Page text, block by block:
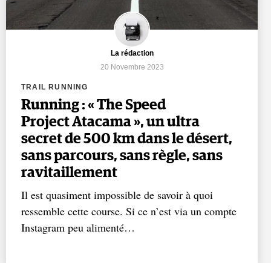
La rédaction
20 Novembre 2023
TRAIL RUNNING
Running : « The Speed
Project Atacama », un ultra
secret de 500 km dans le désert,
sans parcours, sans règle, sans
ravitaillement
Il est quasiment impossible de savoir à quoi
ressemble cette course. Si ce n’est via un compte
Instagram peu alimenté…